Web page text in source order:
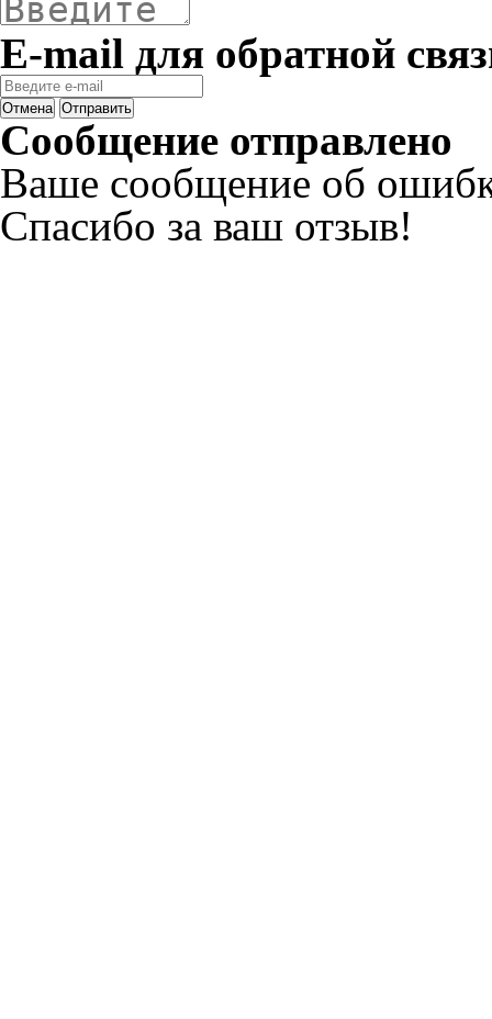
E-mail для обратной
Отмена Отправить
Сообщение отправлено
Ваше сообщение об
Спасибо за ваш отзыв!